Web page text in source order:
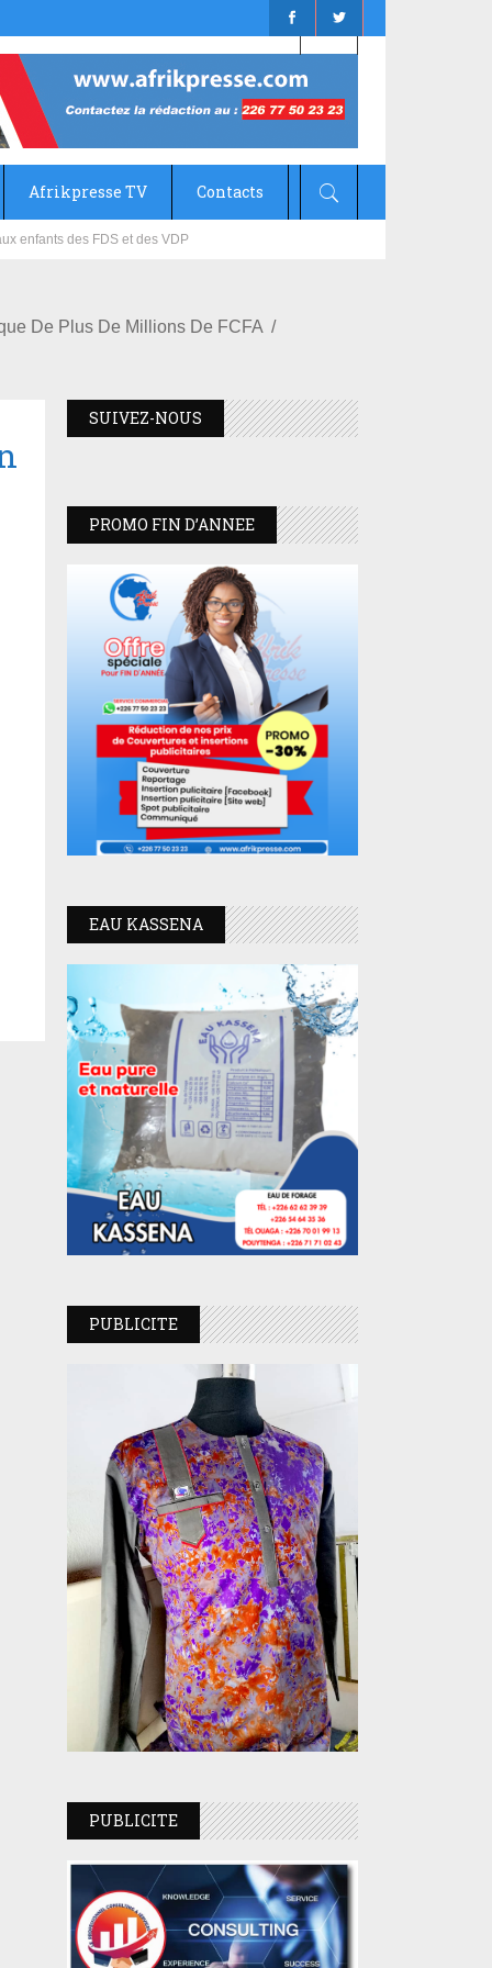
Afrikpresse TV Contacts
De Plus De Millions De FCFA
SUIVEZ-NOUS
PROMO FIN D’ANNEE
EAU KASSENA
PUBLICITE
PUBLICITE